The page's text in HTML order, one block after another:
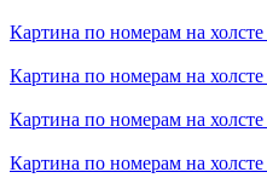
Картина по номерам на холсте
Картина по номерам на холсте
Картина по номерам на холсте
Картина по номерам на холсте